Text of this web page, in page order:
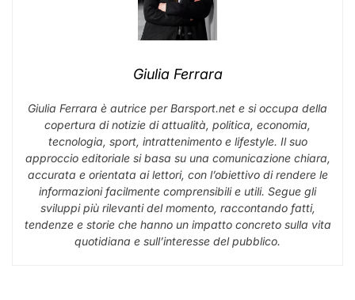
Giulia Ferrara
Giulia Ferrara è autrice per Barsport.net e si occupa della
copertura di notizie di attualità, politica, economia,
tecnologia, sport, intrattenimento e lifestyle. Il suo
approccio editoriale si basa su una comunicazione chiara,
accurata e orientata ai lettori, con l’obiettivo di rendere le
informazioni facilmente comprensibili e utili. Segue gli
sviluppi più rilevanti del momento, raccontando fatti,
tendenze e storie che hanno un impatto concreto sulla vita
quotidiana e sull’interesse del pubblico.